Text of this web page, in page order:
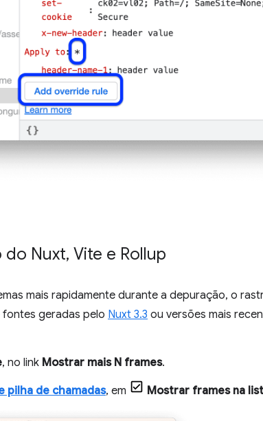
do Nuxt, Vite e Rollup
mais rapidamente durante a depuração, o
geradas pelo Nuxt 3.3 ou versões mais
, no link Mostrar mais N frames.
pilha de chamadas, em Mostrar frames na